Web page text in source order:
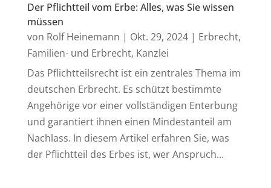
Der Pflichtteil vom Erbe: Alles, was Sie wissen
müssen
von Rolf Heinemann | Okt. 29, 2024| Erbrecht,
Familien- und Erbrecht, Kanzlei
Das Pflichtteilsrecht ist ein zentrales Thema im
deutschen Erbrecht. Es schützt bestimmte
Angehörige vor einer vollständigen Enterbung
und garantiert ihnen einen Mindestanteil am
Nachlass. In diesem Artikel erfahren Sie, was
der Pflichtteil des Erbes ist, wer Anspruch...